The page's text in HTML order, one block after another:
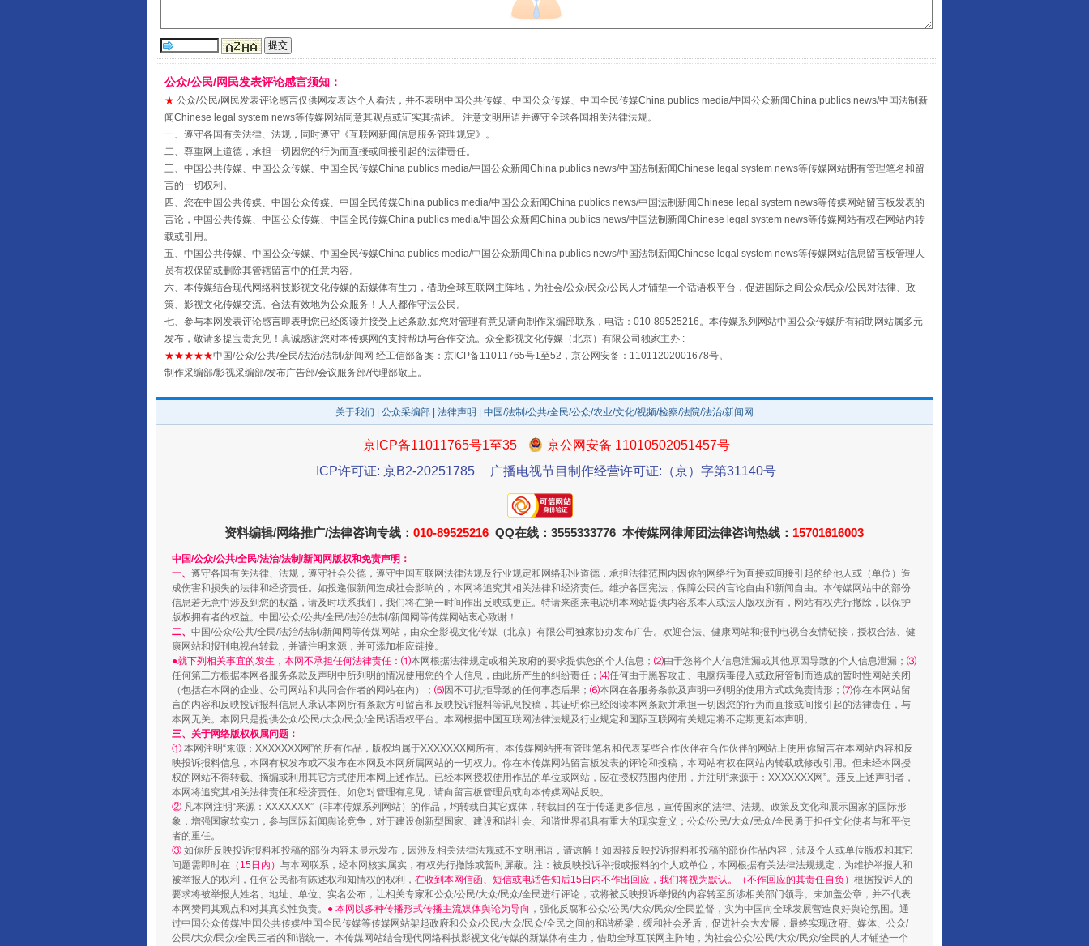
国家大学科技园优化重塑工作 镜头丨大暑三秋近 山西：不断增强治理腐败综合效能
“蜀中异人”王建安的艺术幻境 一颗心始终滚烫 还老百姓一个明白家底
完善运行机制助力责任有效落实 一纸欠条伤亲情 巡回调解促和解.. 行业协会接连发公告
公众/公民/网民发表评论感言须知：
★ 公众/公民/网民发表评论感言仅供网友表达个人看法，并不表明中国公共传媒、中国公众传媒、中国全民传媒China publics media/中国公众新闻China publics news/中国法制新
闻Chinese legal system news等传媒网站同意其观点或证实其描述。 注意文明用语并遵守全球各国相关法律法规。
一、遵守各国有关法律、法规，同时遵守《互联网新闻信息服务管理规定》。
二、尊重网上道德，承担一切因您的行为而直接或间接引起的法律责任。
三、中国公共传媒、中国公众传媒、中国全民传媒China publics media/中国公众新闻China publics news/中国法制新闻Chinese legal system news等传媒网站拥有管理笔名和留
言的一切权利。
四、您在中国公共传媒、中国公众传媒、中国全民传媒China publics media/中国公众新闻China publics news/中国法制新闻Chinese legal system news等传媒网站留言板发表的
言论，中国公共传媒、中国公众传媒、中国全民传媒China publics media/中国公众新闻China publics news/中国法制新闻Chinese legal system news等传媒网站有权在网站内转
载或引用。
五、中国公共传媒、中国公众传媒、中国全民传媒China publics media/中国公众新闻China publics news/中国法制新闻Chinese legal system news等传媒网站信息留言板管理人
员有权保留或删除其管辖留言中的任意内容。
六、本传媒结合现代网络科技影视文化传媒的新媒体有生力，借助全球互联网主阵地，为社会/公众/民众/公民人才铺垫一个话语权平台，促进国际之间公众/民众/公民对法律、政
策、影视文化传媒交流。合法有效地为公众服务！人人都作守法公民。
七、参与本网发表评论感言即表明您已经阅读并接受上述条款,如您对管理有意见请向制作采编部联系，电话：010-89525216。本传媒系列网站中国公众传媒所有辅助网站属多元
发布，敬请多提宝贵意见！真诚感谢您对本传媒网的支持帮助与合作交流。众全影视文化传媒（北京）有限公司独家主办 :
★★★★★中国/公众/公共/全民/法治/法制/新闻网 经工信部备案：京ICP备11011765号1至52，京公网安备：11011202001678号。
制作采编部/影视采编部/发布广告部/会议服务部/代理部敬上。
关于我们 公众采编部 法律声明 | 中国/法制/公共/全民/公众/农业/文化/视频/检察/法院/法治/新闻网
京ICP备11011765号1至35
京公网安备 11010502051457号
ICP许可证: 京B2-20251785
广播电视节目制作经营许可证:（京）字第31140号
资料编辑/网络推广/法律咨询专线： 010-89525216 QQ在线：3555333776 本传媒网律师团法律咨询热线： 15701616003
中国/公众/公共/全民/法治/法制/新闻网版权和免责声明：
一、 遵守各国有关法律、法规，遵守社会公德，遵守中国互联网法律法规及行业规定和网络职业道德，承担法律范围内因你的网络行为直接或间接引起的给他人或（单位）造
成伤害和损失的法律和经济责任。如投递假新闻造成社会影响的，本网将追究其相关法律和经济责任。维护各国宪法，保障公民的言论自由和新闻自由。本传媒网站中的部份
信息若无意中涉及到您的权益，请及时联系我们，我们将在第一时间作出反映或更正。特请来函来电说明本网站提供内容系本人或法人版权所有，网站有权先行撤除，以保护
版权拥有者的权益。中国/公众/公共/全民/法治/法制/新闻网等传媒网站衷心致谢！
二、 中国/公众/公共/全民/法治/法制/新闻网等传媒网站，由众全影视文化传媒（北京）有限公司独家协办发布广告。欢迎合法、健康网站和报刊电视台友情链接，授权合法、健
康网站和报刊电视台转载，并请注明来源，并可添加相应链接。
●就下列相关事宜的发生，本网不承担任何法律责任：⑴本网根据法律规定或相关政府的要求提供您的个人信息； ⑵由于您将个人信息泄漏或其他原因导致的个人信息泄漏； ⑶
任何第三方根据本网各服务条款及声明中所列明的情况使用您的个人信息，由此所产生的纠纷责任； ⑷任何由于黑客攻击、电脑病毒侵入或政府管制而造成的暂时性网站关闭
（包括在本网的企业、公司网站和共同合作者的网站在内）； ⑸因不可抗拒导致的任何事态后果； ⑹本网在各服务条款及声明中列明的使用方式或免责情形； ⑺你在本网站留
言的内容和反映投诉报料信息人承认本网所有条款方可留言和反映投诉报料等讯息投稿，其证明你已经阅读本网条款并承担一切因您的行为而直接或间接引起的法律责任，与
本网无关。本网只是提供公众/公民/大众/民众/全民话语权平台。本网根据中国互联网法律法规及行业规定和国际互联网有关规定将不定期更新本声明。
三、关于网络版权权属问题：
① 本网注明“来源：XXXXXXX网”的所有作品，版权均属于XXXXXXX网所有。本传媒网站拥有管理笔名和代表某些合作伙伴在合作伙伴的网站上使用你留言在本网站内容和反
映投诉报料信息，本网有权发布或不发布在本网及本网所属网站的一切权力。你在本传媒网站留言板发表的评论和投稿，本网站有权在网站内转载或修改引用。但未经本网授
权的网站不得转载、摘编或利用其它方式使用本网上述作品。已经本网授权使用作品的单位或网站，应在授权范围内使用，并注明“来源于：XXXXXXX网”。违反上述声明者，
本网将追究其相关法律责任和经济责任。如您对管理有意见，请向留言板管理员或向本传媒网站反映。
② 凡本网注明“来源：XXXXXXX”（非本传媒系列网站）的作品，均转载自其它媒体，转载目的在于传递更多信息，宣传国家的法律、法规、政策及文化和展示国家的国际形
象，增强国家软实力，参与国际新闻舆论竞争，对于建设创新型国家、建设和谐社会、和谐世界都具有重大的现实意义；公众/公民/大众/民众/全民勇于担任文化使者与和平使
者的重任。
③ 如你所反映投诉报料和投稿的部份内容未显示发布，因涉及相关法律法规或不文明用语，请谅解！如因被反映投诉报料和投稿的部份作品内容，涉及个人或单位版权和其它
问题需即时在 （15日内） 与本网联系，经本网核实属实，有权先行撤除或暂时屏蔽。注：被反映投诉举报或报料的个人或单位，本网根据有关法律法规规定，为维护举报人和
被举报人的权利，任何公民都有陈述权和知情权的权利， 在收到本网信函、短信或电话告知后15日内不作出回应，我们将视为默认。（不作回应的其责任自负） 根据投诉人的
要求将被举报人姓名、地址、单位、实名公布，让相关专家和公众/公民/大众/民众/全民进行评论，或将被反映投诉举报的内容转至所涉相关部门领导。未加盖公章，并不代表
本网赞同其观点和对其真实性负责。 ● 本网以多种传播形式传播主流媒体舆论为导向 ，强化反腐和公众/公民/大众/民众/全民监督，实为中国向全球发展营造良好舆论氛围。通
过中国公众传媒/中国公共传媒/中国全民传媒等传媒网站架起政府和公众/公民/大众/民众/全民之间的和谐桥梁，缓和社会矛盾，促进社会大发展，最终实现政府、媒体、公众/
公民/大众/民众/全民三者的和谐统一。本传媒网站结合现代网络科技影视文化传媒的新媒体有生力，借助全球互联网主阵地，为社会公众/公民/大众/民众/全民的人才铺垫一个